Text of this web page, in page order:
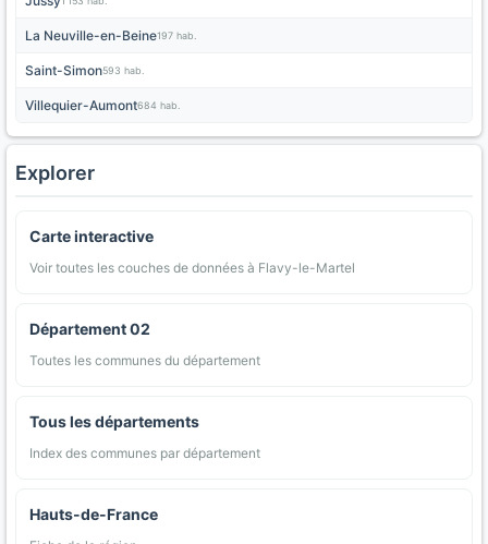
La Neuville-en-Beine197 hab.
Saint-Simon593 hab.
Villequier-Aumont684 hab.
Explorer
Carte interactive
Voir toutes les couches de données à Flavy-le-Martel
Département 02
Toutes les communes du département
Tous les départements
Index des communes par département
Hauts-de-France